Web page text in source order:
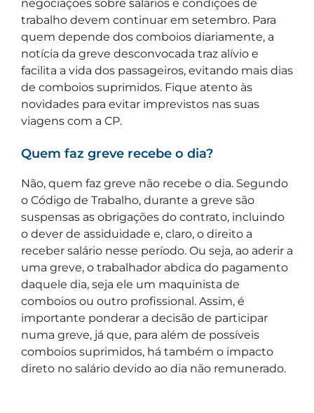
negociações sobre salários e condições de
trabalho devem continuar em setembro. Para
quem depende dos comboios diariamente, a
notícia da greve desconvocada traz alívio e
facilita a vida dos passageiros, evitando mais dias
de comboios suprimidos. Fique atento às
novidades para evitar imprevistos nas suas
viagens com a CP.
Quem faz greve recebe o dia?
Não, quem faz greve não recebe o dia. Segundo
o Código de Trabalho, durante a greve são
suspensas as obrigações do contrato, incluindo
o dever de assiduidade e, claro, o direito a
receber salário nesse período. Ou seja, ao aderir a
uma greve, o trabalhador abdica do pagamento
daquele dia, seja ele um maquinista de
comboios ou outro profissional. Assim, é
importante ponderar a decisão de participar
numa greve, já que, para além de possíveis
comboios suprimidos, há também o impacto
direto no salário devido ao dia não remunerado.